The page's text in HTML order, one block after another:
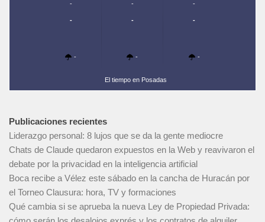
-
-
-
-
-
-
-
-
-
El tiempo en Posadas
Publicaciones recientes
Liderazgo personal: 8 lujos que se da la gente mediocre
Chats de Claude quedaron expuestos en la Web y reavivaron el
debate por la privacidad en la inteligencia artificial
Boca recibe a Vélez este sábado en la cancha de Huracán por
el Torneo Clausura: hora, TV y formaciones
Qué cambia si se aprueba la nueva Ley de Propiedad Privada: